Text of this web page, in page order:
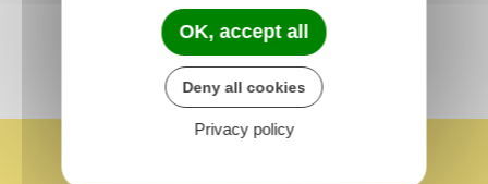
OK, accept all
Deny all cookies
Privacy policy